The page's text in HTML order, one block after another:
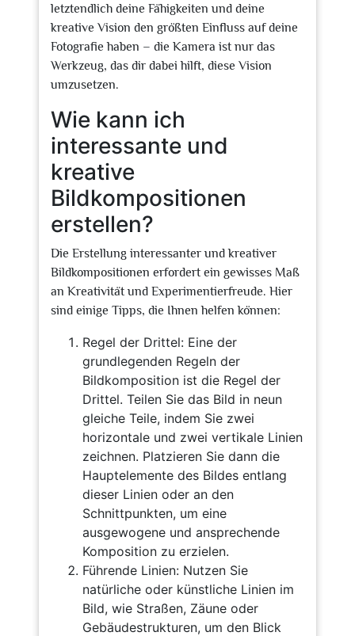
letztendlich deine Fähigkeiten und deine
kreative Vision den größten Einfluss auf deine
Fotografie haben – die Kamera ist nur das
Werkzeug, das dir dabei hilft, diese Vision
umzusetzen.
Wie kann ich
interessante und
kreative
Bildkompositionen
erstellen?
Die Erstellung interessanter und kreativer
Bildkompositionen erfordert ein gewisses Maß
an Kreativität und Experimentierfreude. Hier
sind einige Tipps, die Ihnen helfen können:
Regel der Drittel: Eine der
grundlegenden Regeln der
Bildkomposition ist die Regel der
Drittel. Teilen Sie das Bild in neun
gleiche Teile, indem Sie zwei
horizontale und zwei vertikale Linien
zeichnen. Platzieren Sie dann die
Hauptelemente des Bildes entlang
dieser Linien oder an den
Schnittpunkten, um eine
ausgewogene und ansprechende
Komposition zu erzielen.
Führende Linien: Nutzen Sie
natürliche oder künstliche Linien im
Bild, wie Straßen, Zäune oder
Gebäudestrukturen, um den Blick